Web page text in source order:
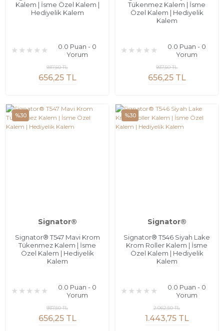
Kalem | İsme Özel Kalem |
Hediyelik Kalem
0.0 Puan - 0
Yorum
656,25 TL
937,50 TL
Tükenmez Kalem | İsme
Özel Kalem | Hediyelik
Kalem
0.0 Puan - 0
Yorum
656,25 TL
937,50 TL
%30
Signator®
Signator® T547 Mavi Krom
Tükenmez Kalem | İsme
Özel Kalem | Hediyelik
Kalem
0.0 Puan - 0
Yorum
656,25 TL
937,50 TL
%30
Signator®
Signator® T546 Siyah Lake
Krom Roller Kalem | İsme
Özel Kalem | Hediyelik
Kalem
0.0 Puan - 0
Yorum
1.443,75 TL
2.062,50 TL